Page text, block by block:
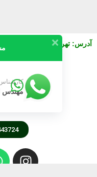
آدرس: تهران خیابان نصرت شرقی
مهندس